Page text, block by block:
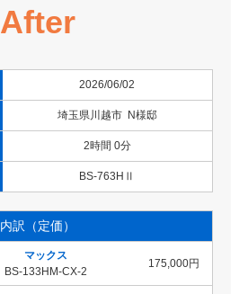
After
2026/06/02
埼玉県川越市 N様邸
2時間 0分
BS-763HⅡ
内訳（定価）
マックス
BS-133HM-CX-2
175,000円